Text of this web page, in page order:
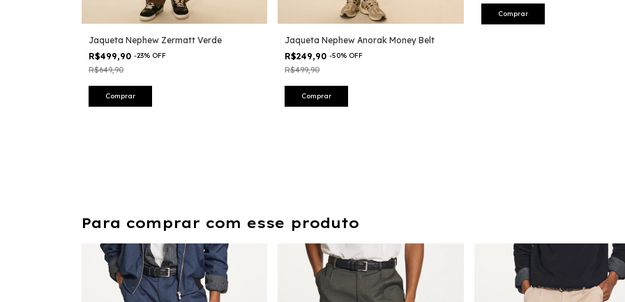
Jaqueta Nephew Zermatt Verde
R$499,90 -23% OFF
R$649,90
Comprar
Jaqueta Nephew Anorak Money Belt
R$249,90-50% OFF
R$499,90
Comprar
Comprar
Para comprar com esse produto